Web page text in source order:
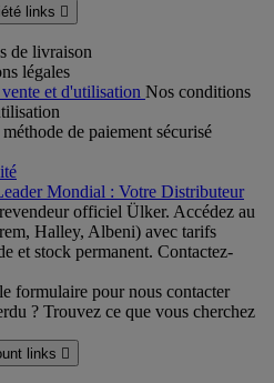
links 
de livraison
légales
et d'utilisation Nos conditions
de paiement sécurisé
Mondial : Votre Distributeur
officiel Ülker. Accédez au
Halley, Albeni) avec tarifs
et stock permanent. Contactez-
formulaire pour nous contacter
? Trouvez ce que vous cherchez
links 